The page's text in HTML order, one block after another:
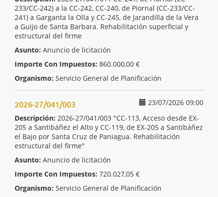
233/CC-242) a la CC-242, CC-240, de Piornal (CC-233/CC-
241) a Garganta la Olla y CC-245, de Jarandilla de la Vera
a Guijo de Santa Barbara. Rehabilitación superficial y
estructural del firme
Asunto: Anuncio de licitación
Importe Con Impuestos: 860.000,00 €
Organismo: Servicio General de Planificación
23/07/2026 09:00
2026-27/041/003
Descripción: 2026-27/041/003 "CC-113, Acceso desde EX-
205 a Santibáñez el Alto y CC-119, de EX-205 a Santibáñez
el Bajo por Santa Cruz de Paniagua. Rehabilitación
estructural del firme"
Asunto: Anuncio de licitación
Importe Con Impuestos: 720.027,05 €
Organismo: Servicio General de Planificación